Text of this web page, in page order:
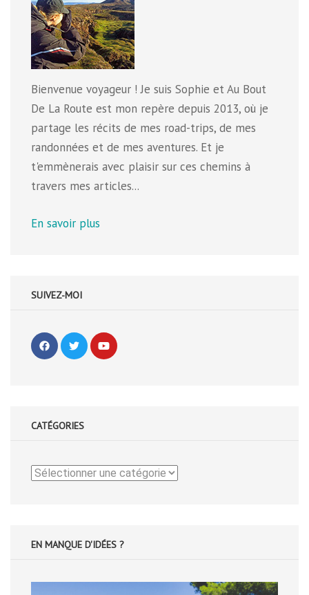
Bienvenue voyageur ! Je suis Sophie et Au Bout
De La Route est mon repère depuis 2013, où je
partage les récits de mes road-trips, de mes
randonnées et de mes aventures. Et je
t'emmènerais avec plaisir sur ces chemins à
travers mes articles...
En savoir plus
SUIVEZ-MOI
CATÉGORIES
Catégories
EN MANQUE D'IDÉES ?